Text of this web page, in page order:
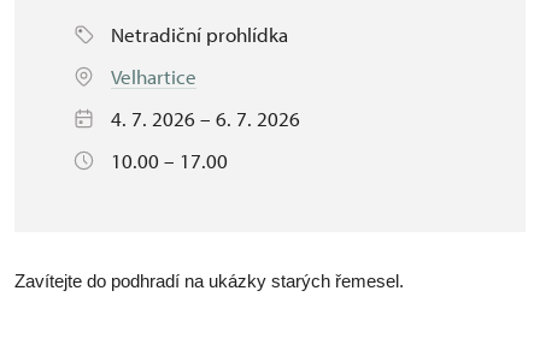
Netradiční prohlídka
Velhartice
4. 7. 2026 – 6. 7. 2026
10.00 – 17.00
Zavítejte do podhradí na ukázky starých řemesel.